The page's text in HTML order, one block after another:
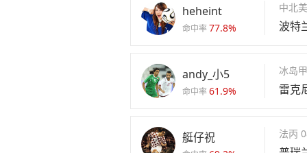
heheint
命中率77.8%
中北
波特
andy_小5
命中率61.9%
冰岛
雷克
艇仔祝 法丙